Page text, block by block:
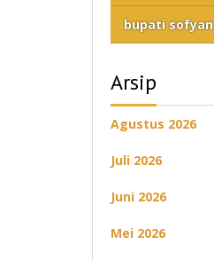
bupati sofyan
Arsip
Agustus 2026
Juli 2026
Juni 2026
Mei 2026